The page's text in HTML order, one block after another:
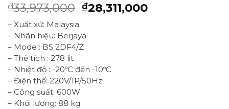
₫33,973,000 ₫28,311,000
– Xuất xứ: Malaysia
– Nhãn hiệu: Berjaya
– Model: BS 2DF4/Z
– Thể tích : 278 lit
– Nhiệt độ : -20ºC đến -10ºC
– Điện thế: 220V/1P/50Hz
– Công suất: 600W
– Khối lượng: 88 kg